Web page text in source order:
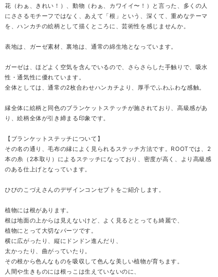
花（わぁ、きれい！）、動物（わぁ、カワイイ〜！）と言った、多くの人
にささるモチーフではなく、あえて「根」という、深くて、重めなテーマ
を、ハンカチの絵柄として描くところに、芸術性を感じませんか。
表地は、ガーゼ素材、裏地は、通常の綿生地となっています。
ガーゼは、ほどよく空気を含んでいるので、さらさらした手触りで、吸水
性・通気性に優れています。
全体としては、通常の2枚合わせハンカチより、厚手でふわふわな感触。
縁全体に絵柄と同色のブランケットステッチが施されており、高級感があ
り、絵柄全体が引き締まる印象です。
【ブランケットステッチについて】
その名の通り、毛布の縁によく見られるステッチ方法です。ROOTでは、2
本の糸（2本取り）によるステッチになっており、密度が高く、より高級感
のある仕上げとなっています。
ひびのこづえさんのデザインコンセプトをご紹介します。
植物には根があります。
根は地面の上からは見えないけど、よく見るととっても綺麗で、
植物にとって大切なパーツです。
横に広がったり、縦にドンドン進んだり、
太かったり、曲がっていたり。
その根から色んなものを吸収して色んな美しい植物が育ちます。
人間や生きものには根っこは生えていないのに、